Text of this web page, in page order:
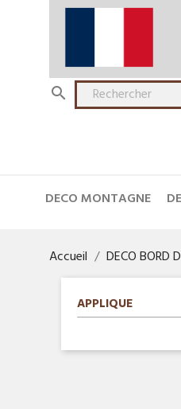

DECO MONTAGNE
Accueil DECO BORD
APPLIQUE